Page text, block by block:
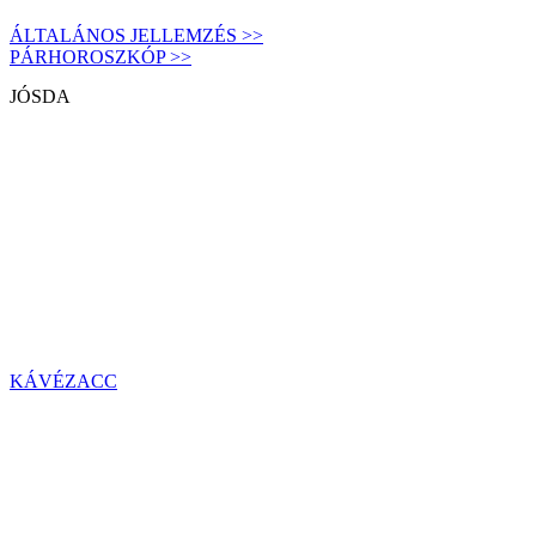
ÁLTALÁNOS JELLEMZÉS >>
PÁRHOROSZKÓP >>
JÓSDA
KÁVÉZACC